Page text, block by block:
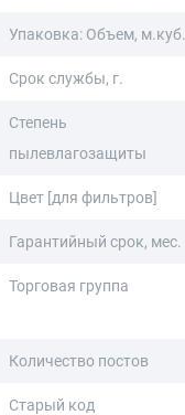
Упаковка: Объем, м.куб.
Срок службы, г.
Степень
пылевлагозащиты
Цвет [для фильтров]
Гарантийный срок, мес.
Торговая группа
Количество постов
Старый код